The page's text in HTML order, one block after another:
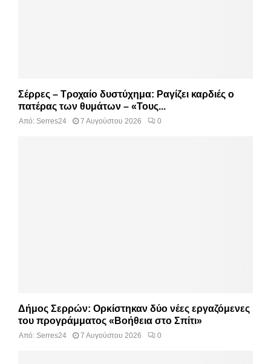
Σέρρες – Τροχαίο δυστύχημα: Ραγίζει καρδιές ο
πατέρας των θυμάτων – «Τους...
Από: Serres24 7 Αυγούστου 2026 0
Δήμος Σερρών: Ορκίστηκαν δύο νέες εργαζόμενες
του προγράμματος «Βοήθεια στο Σπίτι»
Από: Serres24 7 Αυγούστου 2026 0